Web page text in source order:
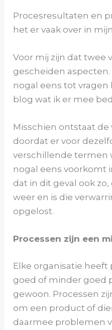
Procesresultaten en
het er vaak over in
Voor mij zijn dat twee
gescheiden
nogal eens tot vragen
blog wat ik er mee
Misschien ontstaat de
doordat er voor
verschillende termen
nogal eens voorkomt
dat in dit geval ook
weer en is die
opgelost.
Processen zijn een
Elke organisatie heeft
goed of minder goed
gewoon. Processen
om een product of
daarmee problemen